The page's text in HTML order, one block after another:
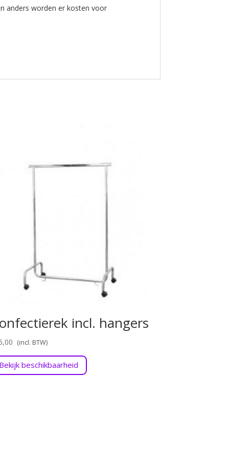
anders worden er kosten voor
incl. hangers
Bekijk beschikbaarheid